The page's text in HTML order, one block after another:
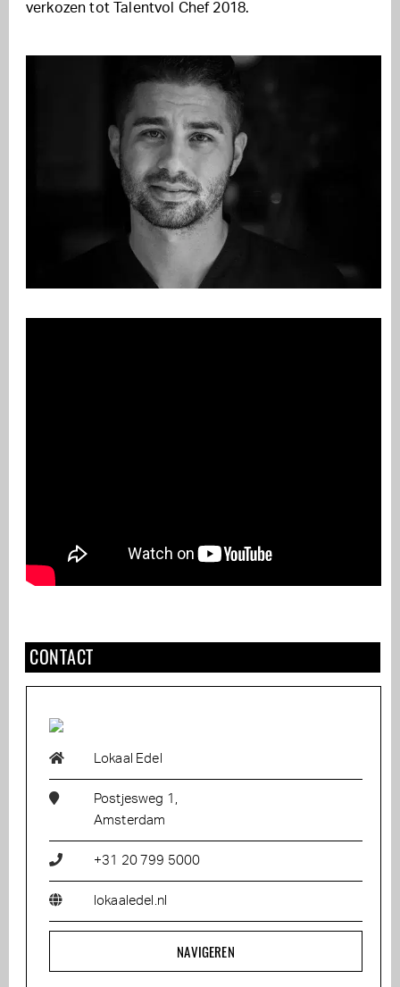
verkozen tot Talentvol Chef 2018.
CONTACT
Lokaal Edel
Postjesweg 1,
Amsterdam
+31 20 799 5000
lokaaledel.nl
NAVIGEREN